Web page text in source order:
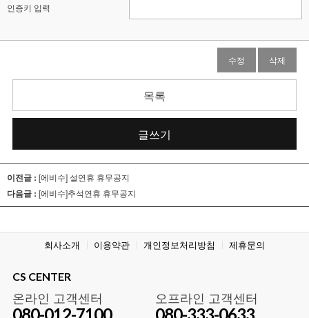
인증키 입력
수정 삭제
목록
글쓰기
이전글 : [에비수] 설연휴 휴무공지
다음글 : [에비수]추석연휴 휴무공지
회사소개 이용약관 개인정보처리방침 제휴문의
CS CENTER
온라인 고객센터 오프라인 고객센터